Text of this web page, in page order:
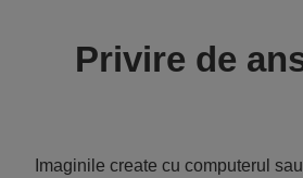
Privire de
Imaginile create cu computerul